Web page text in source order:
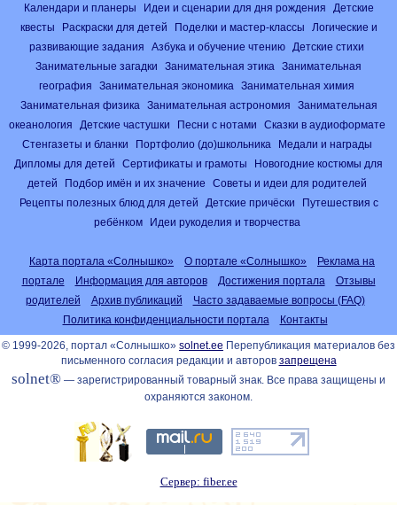
Календари и планеры
Идеи и сценарии для дня рождения
Детские
квесты
Раскраски для детей Поделки и мастер-классы
Логические и
развивающие задания
Азбука и обучение чтению
Детские стихи
Занимательные загадки
Занимательная этика
Занимательная
география
Занимательная экономика
Занимательная химия
Занимательная физика
Занимательная астрономия
Занимательная
океанология
Детские частушки Песни с нотами
Сказки в аудиоформате
Стенгазеты и бланки
Портфолио (до)школьника
Медали и награды
Дипломы для детей
Сертификаты и грамоты
Новогодние костюмы для
детей
Подбор имён и их значение
Советы и идеи для родителей
Рецепты полезных блюд для детей
Детские причёски
Путешествия с
ребёнком
Идеи рукоделия и творчества
Карта портала «Солнышко» О портале «Солнышко»
Реклама на
портале
Информация для авторов Достижения портала
Отзывы
родителей
Архив публикаций
Часто задаваемые вопросы (FAQ)
Политика конфиденциальности портала
Контакты
© 1999-2026, портал «Солнышко» solnet.ee Перепубликация материалов без
письменного согласия редакции и авторов запрещена
solnet® — зарегистрированный товарный знак. Все права защищены и
охраняются законом.
Сервер: fiber.ee